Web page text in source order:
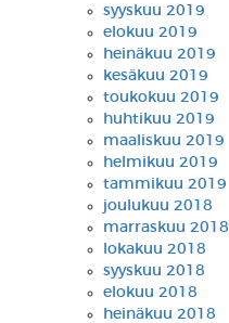
syyskuu 2019
elokuu 2019
heinäkuu 2019
kesäkuu 2019
toukokuu 2019
huhtikuu 2019
maaliskuu 2019
helmikuu 2019
tammikuu 2019
joulukuu 2018
marraskuu 2018
lokakuu 2018
syyskuu 2018
elokuu 2018
heinäkuu 2018